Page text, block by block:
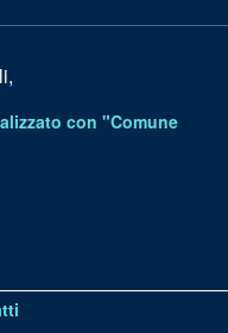
con "Comune